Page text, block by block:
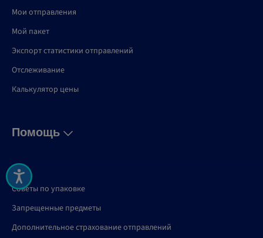
Мои отправления
Мой пакет
Экспорт статистики отправлений
Отслеживание
Калькулятор цены
Помощь
ЧЗВ
Советы по упаковке
Запрещенные предметы
Дополнительное страхование отправлений